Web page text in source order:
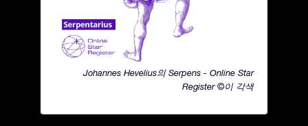
Johannes Hevelius의 Serpens - Online Star
Register ©이 각색